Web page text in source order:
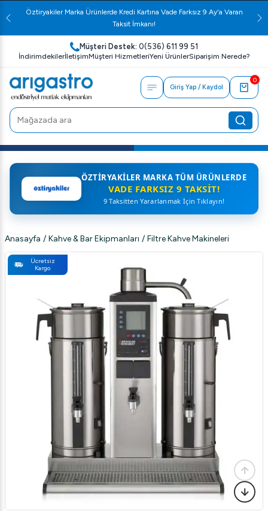
Öztiryakiler Marka Ürünlerde Kredi Kartına Vade Farksız 9 Ay'a Varan
Taksit İmkanı!
Müşteri Destek: 0(536) 611 99 51
İndirimdekilerİletişimMüşteri HizmetleriYeni ÜrünlerSiparişim Nerede?
Giriş Yap / Kaydol
0
ÖZTIRYAKILER MARKA TÜM ÜRÜNLERDE
VADE FARKSIZ 9 TAKSIT!
9 Taksitten Yararlanmak İçin Tıklayın!
Anasayfa / Kahve & Bar Ekipmanları / Filtre Kahve Makineleri
Ücretsiz
Kargo